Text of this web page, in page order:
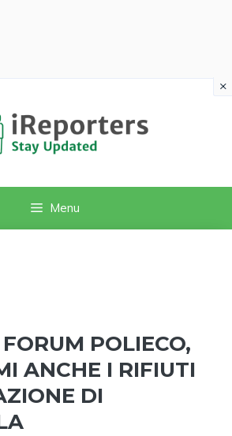
Menu
POLIECO,
ANCHE I RIFIUTI
DI
×